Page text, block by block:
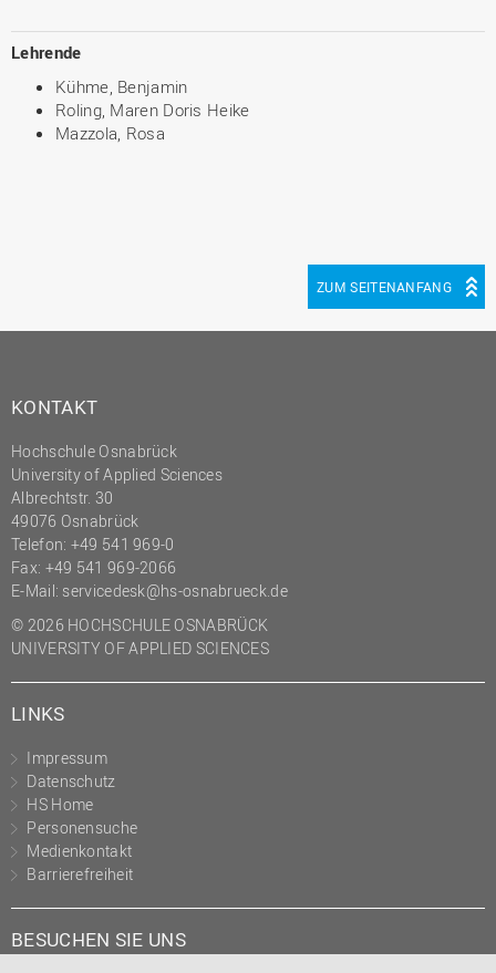
Lehrende
Kühme, Benjamin
Roling, Maren Doris Heike
Mazzola, Rosa
ZUM SEITENANFANG
KONTAKT
Hochschule Osnabrück
University of Applied Sciences
Albrechtstr. 30
49076 Osnabrück
Telefon: +49 541 969-0
Fax: +49 541 969-2066
E-Mail: servicedesk@hs-osnabrueck.de
© 2026 HOCHSCHULE OSNABRÜCK
UNIVERSITY OF APPLIED SCIENCES
LINKS
Impressum
Datenschutz
HS Home
Personensuche
Medienkontakt
Barrierefreiheit
BESUCHEN SIE UNS